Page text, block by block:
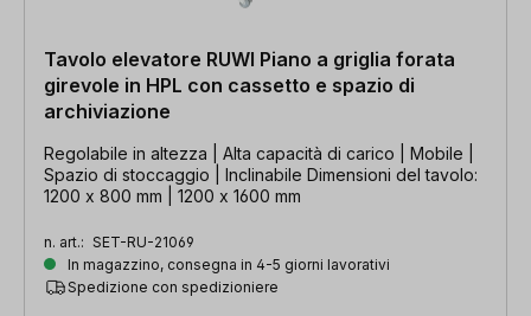
Tavolo elevatore RUWI Piano a griglia forata
girevole in HPL con cassetto e spazio di
archiviazione
Regolabile in altezza | Alta capacità di carico | Mobile |
Spazio di stoccaggio | Inclinabile Dimensioni del tavolo:
1200 x 800 mm | 1200 x 1600 mm
n. art.: SET-RU-21069
In magazzino, consegna in 4-5 giorni lavorativi
Spedizione con spedizioniere